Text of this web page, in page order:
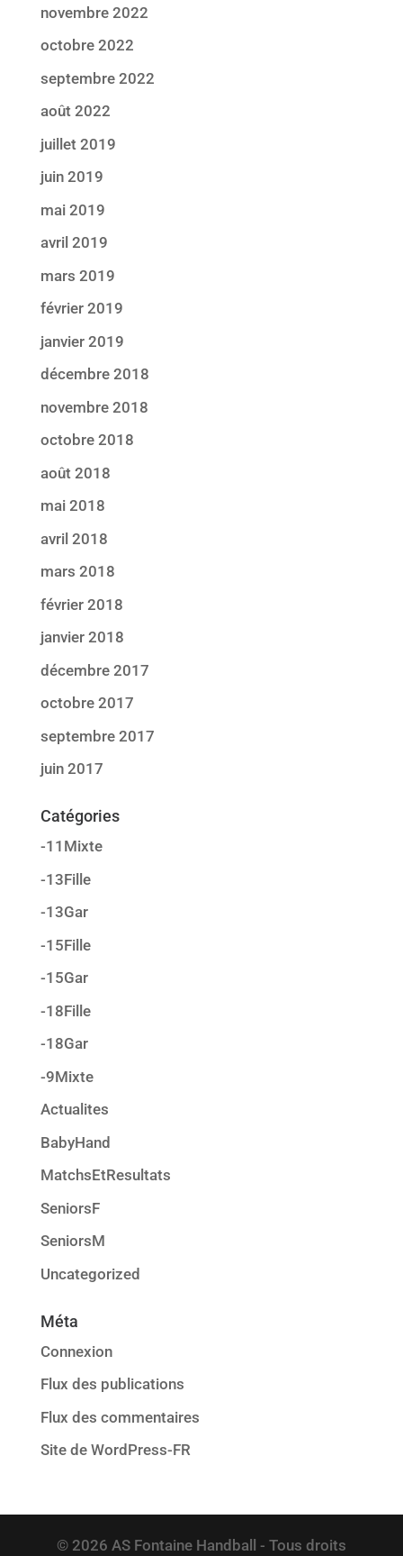
novembre 2022
octobre 2022
septembre 2022
août 2022
juillet 2019
juin 2019
mai 2019
avril 2019
mars 2019
février 2019
janvier 2019
décembre 2018
novembre 2018
octobre 2018
août 2018
mai 2018
avril 2018
mars 2018
février 2018
janvier 2018
décembre 2017
octobre 2017
septembre 2017
juin 2017
Catégories
-11Mixte
-13Fille
-13Gar
-15Fille
-15Gar
-18Fille
-18Gar
-9Mixte
Actualites
BabyHand
MatchsEtResultats
SeniorsF
SeniorsM
Uncategorized
Méta
Connexion
Flux des publications
Flux des commentaires
Site de WordPress-FR
© 2026 AS Fontaine Handball - Tous droits